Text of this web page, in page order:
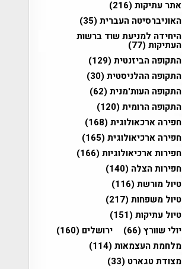
אתר עתיקות(216)
האוניברסיטה העברית(35)
היחידה למניעת שוד ברשות
העתיקות(77)
התקופה הביזנטית(129)
התקופה ההלניסטית(30)
התקופה העות'מנית(62)
התקופה הרומית(120)
חפירה ארכאולוגית(168)
חפירה ארכיאולוגית(165)
חפירות ארכיאולוגיות(166)
חפירות הצלה (140)
טיול מורשת(116)
טיול משפחות(217)
טיול עתיקות(151)
יולי שוורץ(66) ירושלים (160)
מלחמת העצמאות(114)
מצודת טגארט (33)